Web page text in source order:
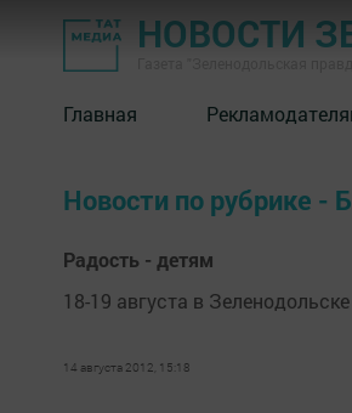
НОВОСТИ
Главная
Новости по рубрике -
Радость - детям
18-19 августа в
14 августа 2012, 15:18